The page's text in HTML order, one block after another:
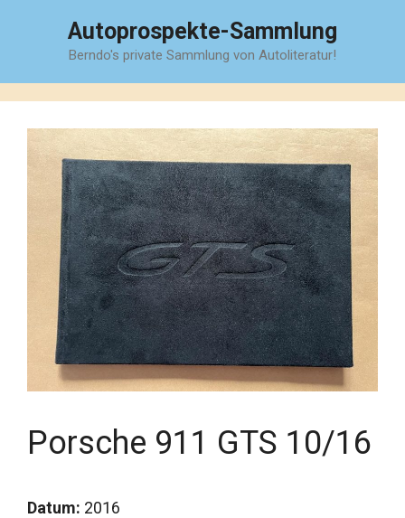
Autoprospekte-Sammlung
Berndo's private Sammlung von Autoliteratur!
Porsche 911 GTS 10/16
Datum: 2016